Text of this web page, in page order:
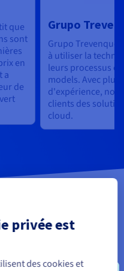
que
sont
en
a
de
Grupo
Grupo Trevenque
à utiliser la
leurs processus
models. Avec plus
d'expérience,
clients des
cloud.
privée est
des cookies et